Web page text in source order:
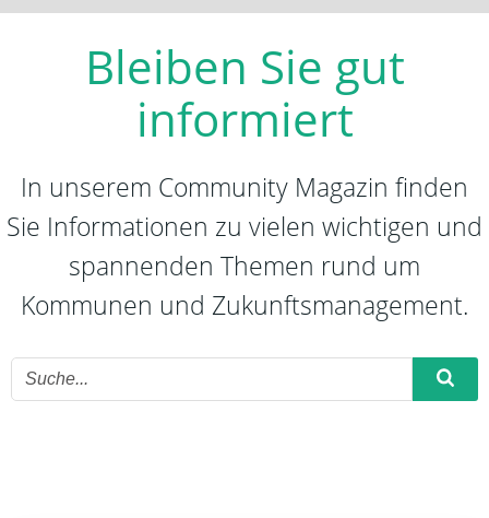
Bleiben Sie gut
informiert
In unserem Community Magazin finden
Sie Informationen zu vielen wichtigen und
spannenden Themen rund um
Kommunen und Zukunftsmanagement.